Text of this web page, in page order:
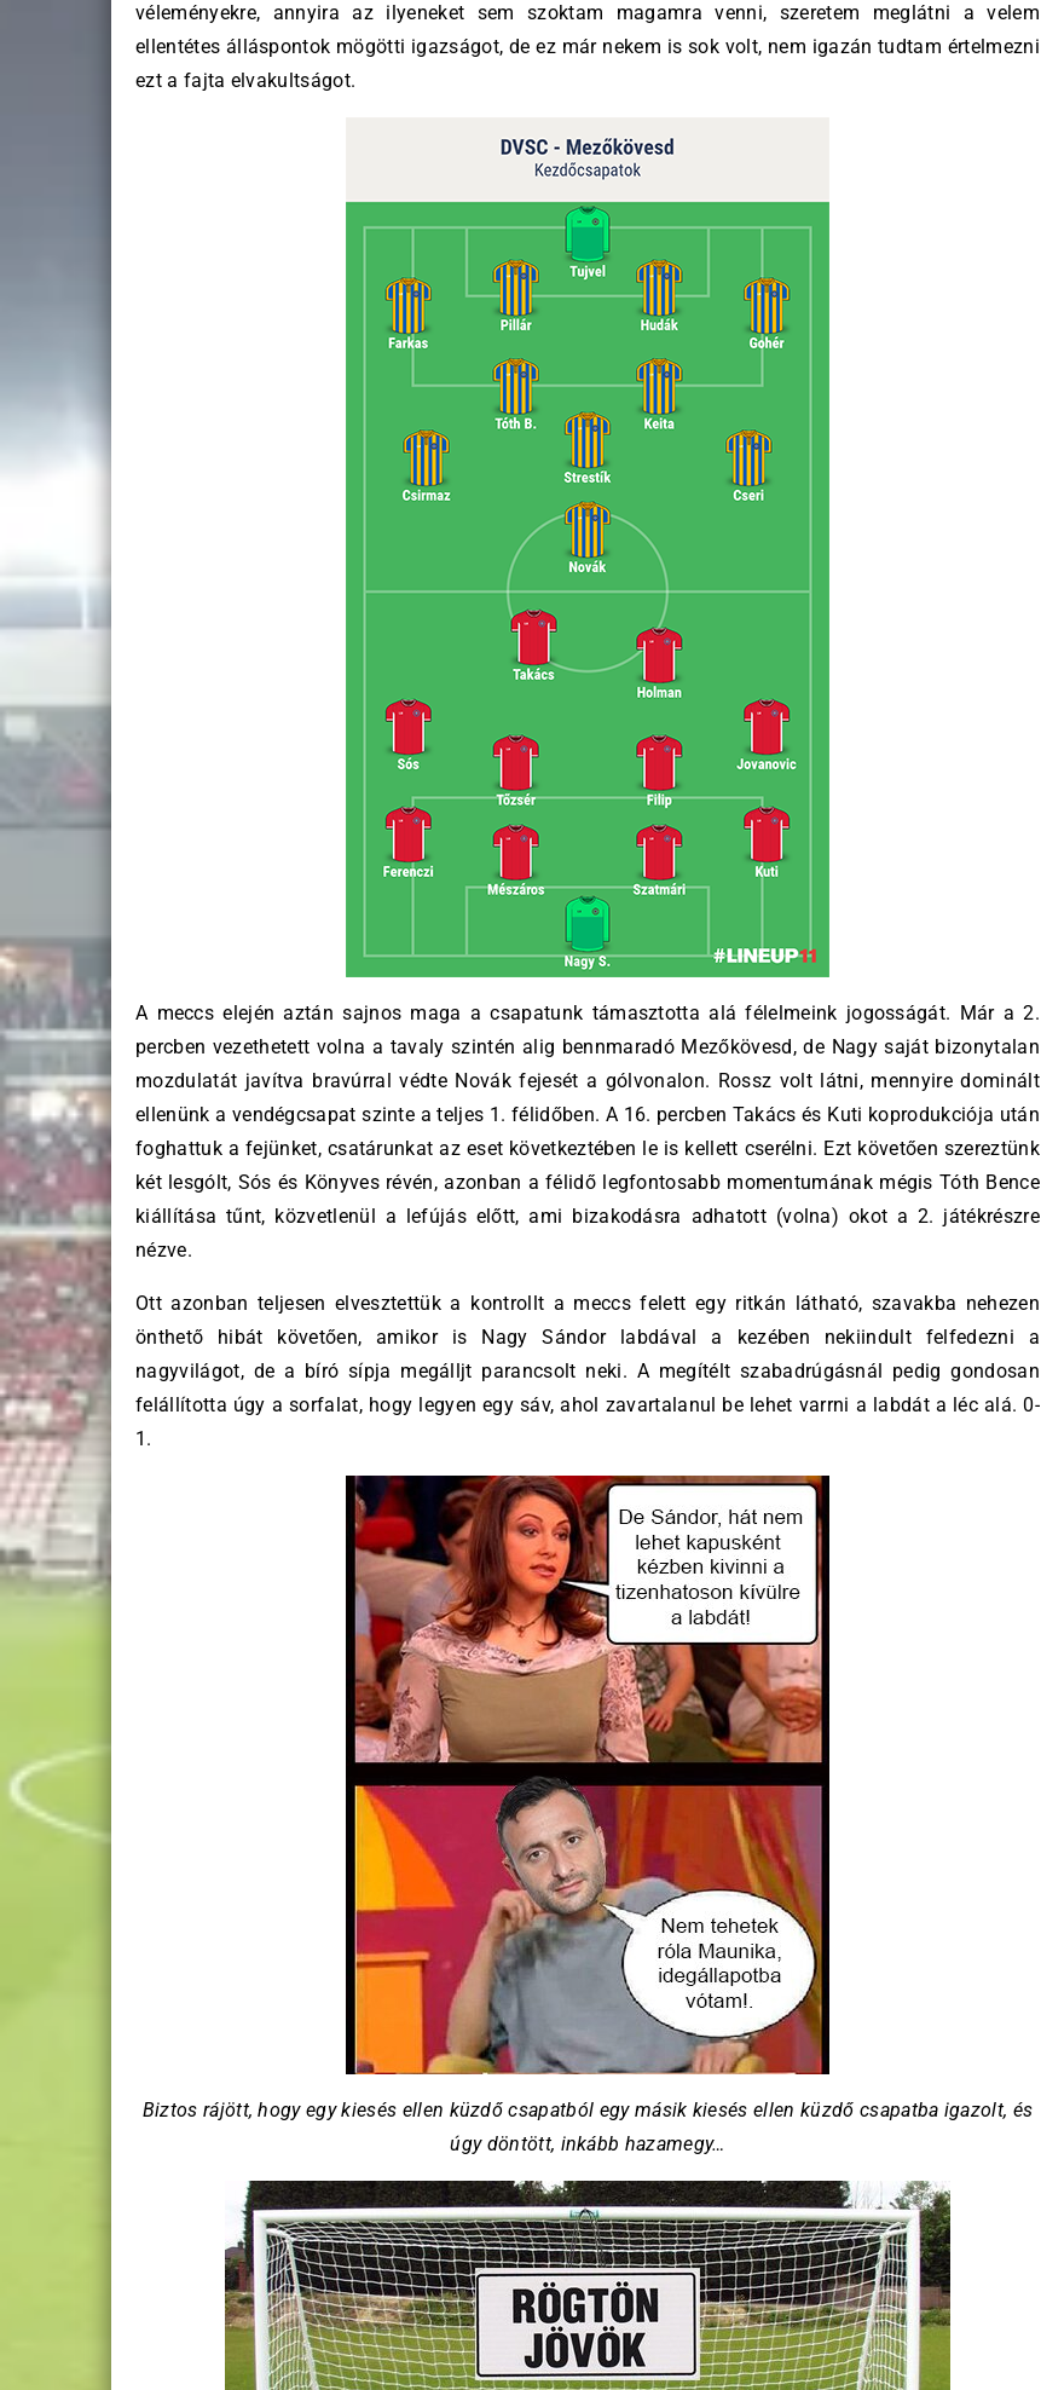
véleményekre, annyira az ilyeneket sem szoktam magamra venni, szeretem meglátni a velem
ellentétes álláspontok mögötti igazságot, de ez már nekem is sok volt, nem igazán tudtam értelmezni
ezt a fajta elvakultságot.
A meccs elején aztán sajnos maga a csapatunk támasztotta alá félelmeink jogosságát. Már a 2.
percben vezethetett volna a tavaly szintén alig bennmaradó Mezőkövesd, de Nagy saját bizonytalan
mozdulatát javítva bravúrral védte Novák fejesét a gólvonalon. Rossz volt látni, mennyire dominált
ellenünk a vendégcsapat szinte a teljes 1. félidőben. A 16. percben Takács és Kuti koprodukciója után
foghattuk a fejünket, csatárunkat az eset következtében le is kellett cserélni. Ezt követően szereztünk
két lesgólt, Sós és Könyves révén, azonban a félidő legfontosabb momentumának mégis Tóth Bence
kiállítása tűnt, közvetlenül a lefújás előtt, ami bizakodásra adhatott (volna) okot a 2. játékrészre
nézve.
Ott azonban teljesen elvesztettük a kontrollt a meccs felett egy ritkán látható, szavakba nehezen
önthető hibát követően, amikor is Nagy Sándor labdával a kezében nekiindult felfedezni a
nagyvilágot, de a bíró sípja megálljt parancsolt neki. A megítélt szabadrúgásnál pedig gondosan
felállította úgy a sorfalat, hogy legyen egy sáv, ahol zavartalanul be lehet varrni a labdát a léc alá. 0-
1.
Biztos rájött, hogy egy kiesés ellen küzdő csapatból egy másik kiesés ellen küzdő csapatba igazolt, és
úgy döntött, inkább hazamegy…